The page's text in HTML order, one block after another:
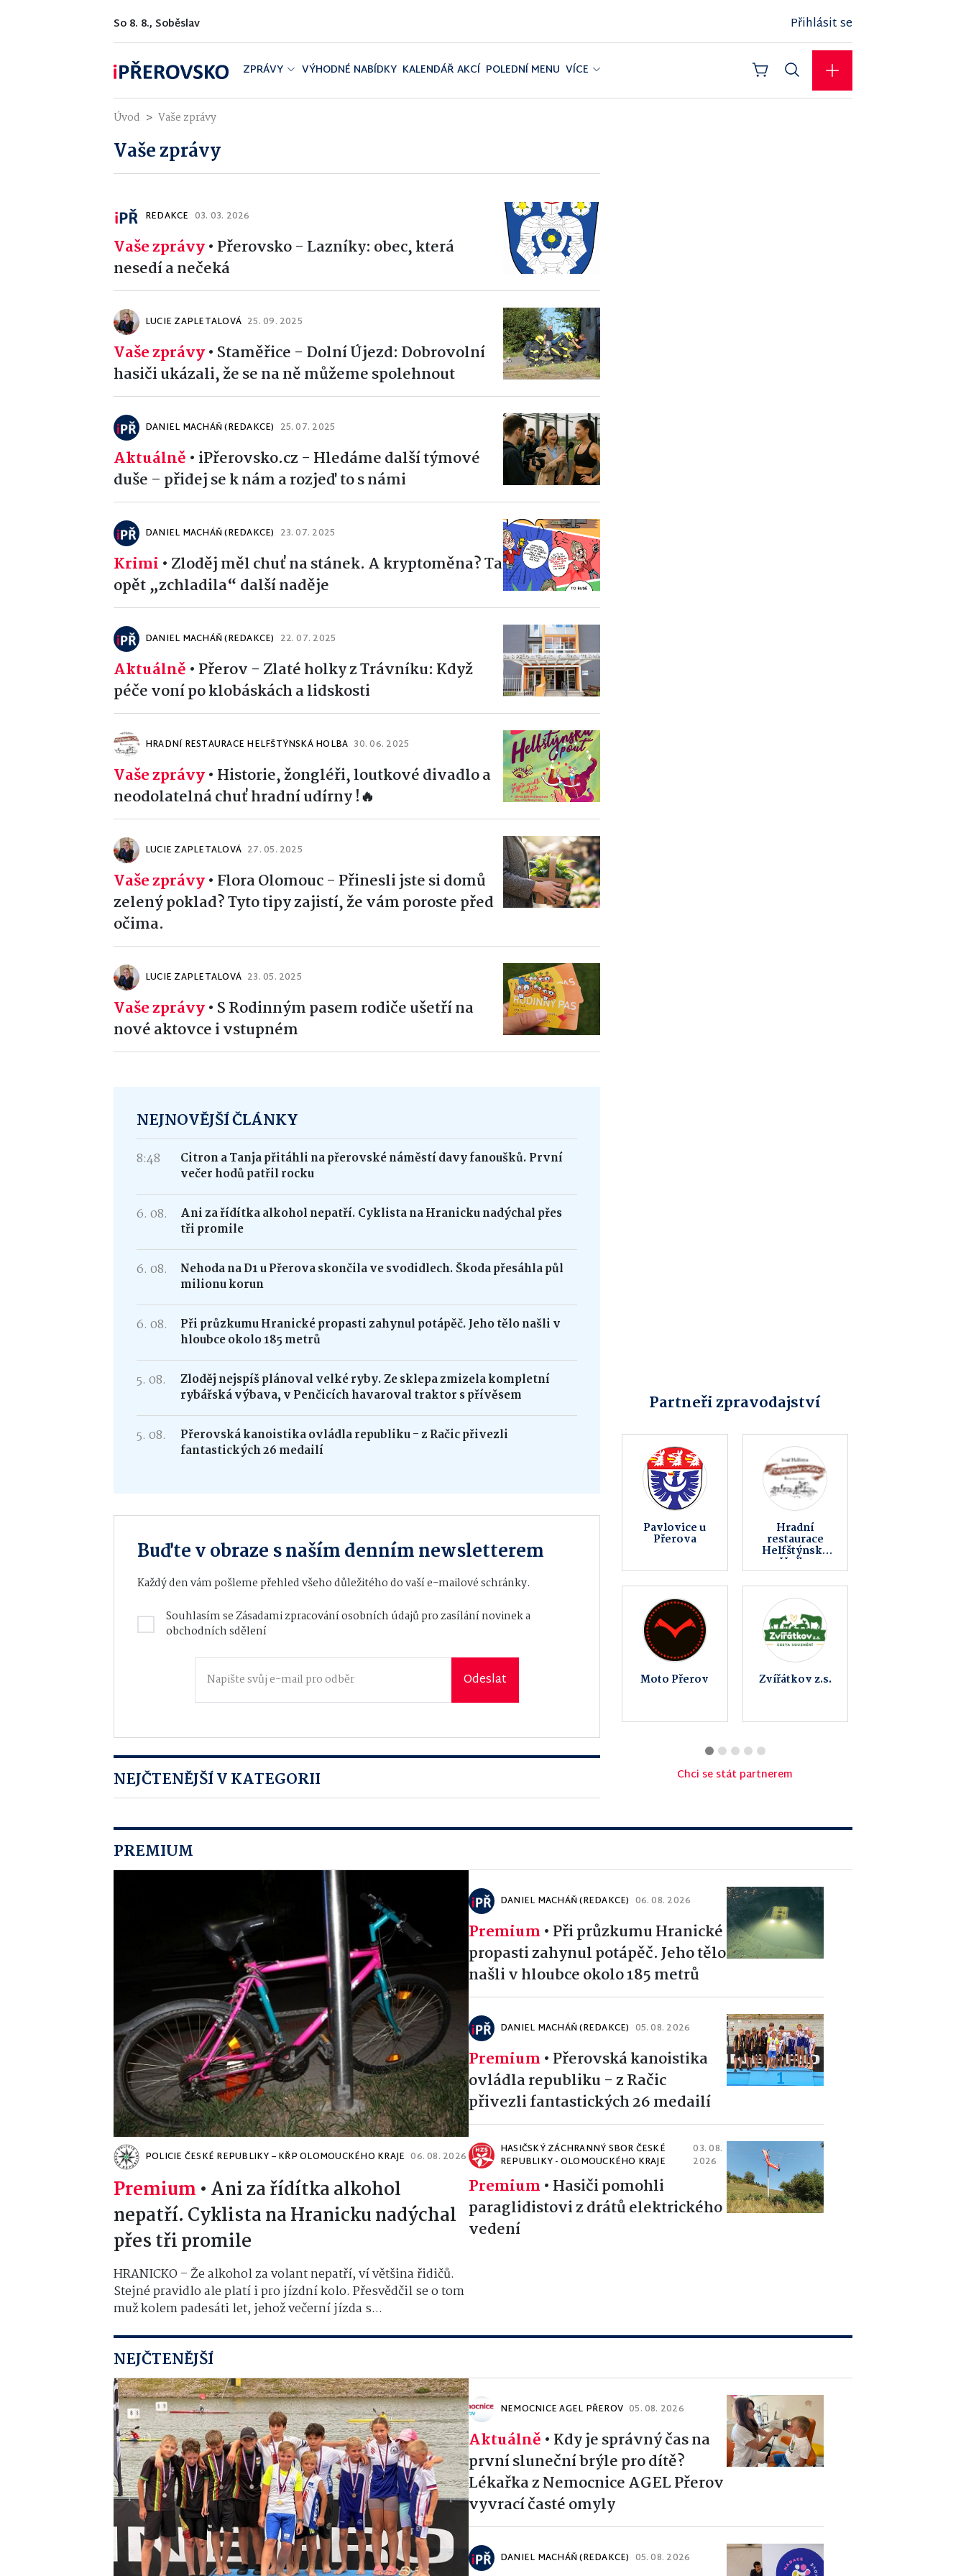
So 8. 8., Soběslav Přihlásit se
ZPRÁVY VÝHODNÉ NABÍDKY KALENDÁŘ AKCÍ POLEDNÍ MENU VÍCE
Úvod Vaše zprávy
Vaše zprávy
REDAKCE 03. 03. 2026
Vaše zprávy• Přerovsko - Lazníky: obec, která
nesedí a nečeká
LUCIE ZAPLETALOVÁ 25. 09. 2025
Vaše zprávy• Staměřice - Dolní Újezd: Dobrovolní
hasiči ukázali, že se na ně můžeme spolehnout
DANIEL MACHÁŇ (REDAKCE) 25. 07. 2025
Aktuálně • iPřerovsko.cz - Hledáme další týmové
duše – přidej se k nám a rozjeď to s námi
DANIEL MACHÁŇ (REDAKCE) 23. 07. 2025
Krimi • Zloděj měl chuť na stánek. A kryptoměna? Ta
opět „zchladila“ další naděje
DANIEL MACHÁŇ (REDAKCE) 22. 07. 2025
Aktuálně • Přerov - Zlaté holky z Trávníku: Když
péče voní po klobáskách a lidskosti
HRADNÍ RESTAURACE HELFŠTÝNSKÁ HOLBA 30. 06. 2025
Vaše zprávy• Historie, žongléři, loutkové divadlo a
neodolatelná chuť hradní udírny !🔥
LUCIE ZAPLETALOVÁ 27. 05. 2025
Vaše zprávy• Flora Olomouc - Přinesli jste si domů
zelený poklad? Tyto tipy zajistí, že vám poroste před
očima.
LUCIE ZAPLETALOVÁ 23. 05. 2025
Vaše zprávy• S Rodinným pasem rodiče ušetří na
nové aktovce i vstupném
NEJNOVĚJŠÍ ČLÁNKY
8:48
Citron a Tanja přitáhli na přerovské náměstí davy fanoušků. První
večer hodů patřil rocku
6. 08.
Ani za řídítka alkohol nepatří. Cyklista na Hranicku nadýchal přes
tři promile
6. 08.
Nehoda na D1 u Přerova skončila ve svodidlech. Škoda přesáhla půl
milionu korun
6. 08.
Při průzkumu Hranické propasti zahynul potápěč. Jeho tělo našli v
hloubce okolo 185 metrů
5. 08.
Zloděj nejspíš plánoval velké ryby. Ze sklepa zmizela kompletní
rybářská výbava, v Penčicích havaroval traktor s přívěsem
5. 08.
Přerovská kanoistika ovládla republiku - z Račic přivezli
fantastických 26 medailí
Buďte v obraze s naším denním newsletterem
Každý den vám pošleme přehled všeho důležitého do vaší e-mailové schránky.
Souhlasím seZásadami zpracování osobních údajůpro zasílání novinek a
obchodních sdělení
Odeslat
NEJČTENĚJŠÍ V KATEGORII
Partneři zpravodajství
Fitness AVE KSK Limit z.s.
OKNOREALIT Policie České
kraje
Chci se stát partnerem
PREMIUM
POLICIE ČESKÉ REPUBLIKY – KŘP OLOMOUCKÉHO KRAJE 06. 08. 2026
Premium • Ani za řídítka alkohol
nepatří. Cyklista na Hranicku nadýchal
přes tři promile
HRANICKO – Že alkohol za volant nepatří, ví většina řidičů.
Stejné pravidlo ale platí i pro jízdní kolo. Přesvědčil se o tom
muž kolem padesáti let, jehož večerní jízda s...
DANIEL MACHÁŇ (REDAKCE) 06. 08. 2026
Premium • Při průzkumu Hranické
propasti zahynul potápěč. Jeho tělo
našli v hloubce okolo 185 metrů
DANIEL MACHÁŇ (REDAKCE) 05. 08. 2026
Premium • Přerovská kanoistika
ovládla republiku - z Račic
přivezli fantastických 26 medailí
HASIČSKÝ ZÁCHRANNÝ SBOR ČESKÉ
REPUBLIKY - OLOMOUCKÉHO KRAJE
03. 08.
2026
Premium • Hasiči pomohli
paraglidistovi z drátů elektrického
vedení
NEJČTENĚJŠÍ
NEMOCNICE AGEL PŘEROV 05. 08. 2026
Aktuálně • Kdy je správný čas na
první sluneční brýle pro dítě?
Lékařka z Nemocnice AGEL Přerov
vyvrací časté omyly
DANIEL MACHÁŇ (REDAKCE) 05. 08. 2026